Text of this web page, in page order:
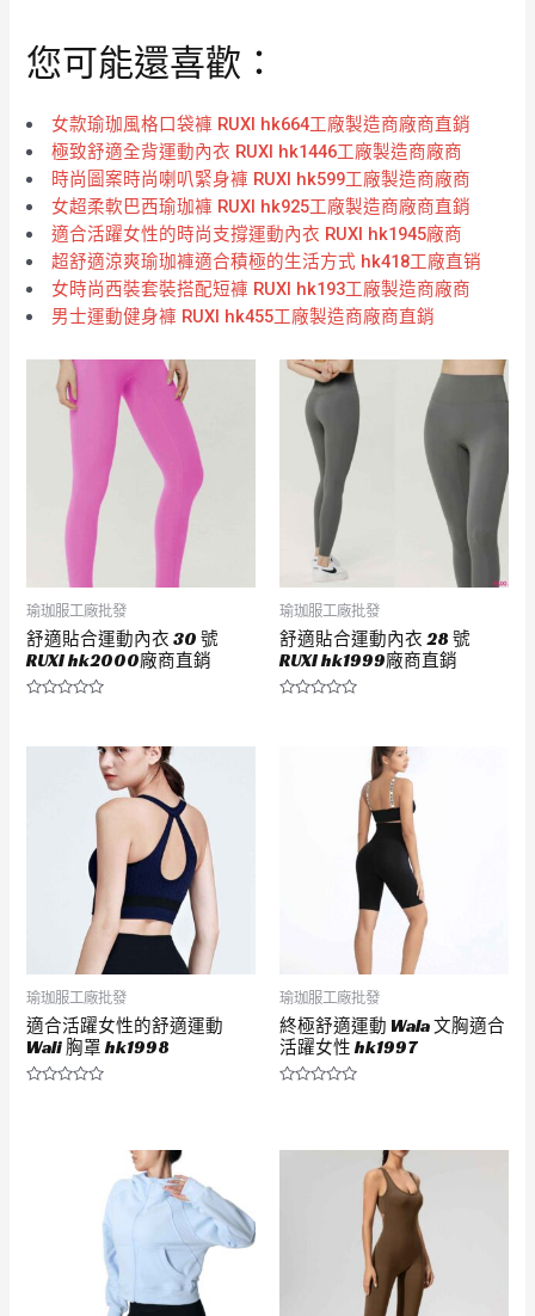
您可能還喜歡：
女款瑜珈風格口袋褲 RUXI hk664工廠製造商廠商直銷
極致舒適全背運動內衣 RUXI hk1446工廠製造商廠商
時尚圖案時尚喇叭緊身褲 RUXI hk599工廠製造商廠商
女超柔軟巴西瑜珈褲 RUXI hk925工廠製造商廠商直銷
適合活躍女性的時尚支撐運動內衣 RUXI hk1945廠商
超舒適涼爽瑜珈褲適合積極的生活方式 hk418工廠直销
女時尚西裝套裝搭配短褲 RUXI hk193工廠製造商廠商
男士運動健身褲 RUXI hk455工廠製造商廠商直銷
瑜珈服工廠批發
舒適貼合運動內衣 30 號
RUXI hk2000廠商直銷
滿
瑜珈服工廠批發
舒適貼合運動內衣 28 號
RUXI hk1999廠商直銷
瑜珈服工廠批發
適合活躍女性的舒適運動
Wali 胸罩 hk1998
瑜珈服工廠批發
終極舒適運動 Wala 文胸適合
活躍女性 hk1997
分